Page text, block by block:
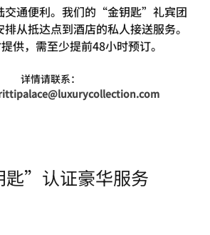
交通便利。我们的“金钥匙”礼宾团
从抵达点到酒店的私人接送服务。
供，需至少提前48小时预订。
详情请联系：
匙”认证豪华服务